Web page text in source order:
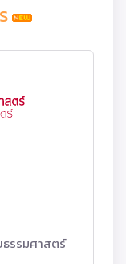
รรมศาสตร์